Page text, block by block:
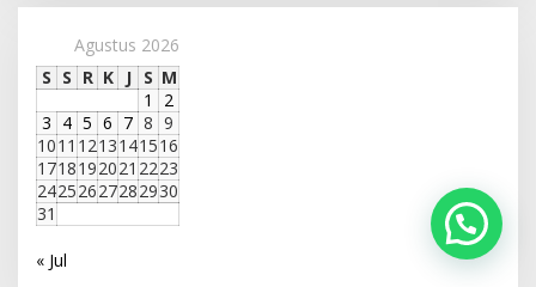
Agustus 2026
S S R K J S M
1
2
3 4 5 6 7 8 9
1011 1213141516
1718192021 2223
24252627282930
31
« Jul